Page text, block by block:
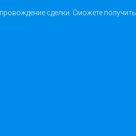
сделки. Сможете получить